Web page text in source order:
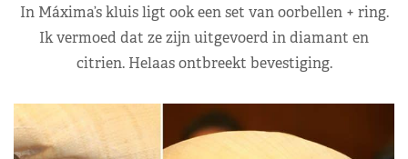
In Máxima’s kluis ligt ook een set van oorbellen + ring.
Ik vermoed dat ze zijn uitgevoerd in diamant en
citrien. Helaas ontbreekt bevestiging.